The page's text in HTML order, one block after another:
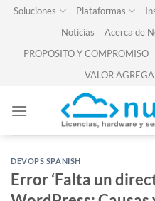
SkipSoluciones Plataformas
Noticias
Acerca de
PROPOSITO Y COMPROMISO
VALOR
DEVOPS SPANISH
Error ‘Falta un